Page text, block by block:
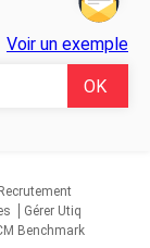
Voir un exemple
Recrutement
Gérer Utiq
Benchmark